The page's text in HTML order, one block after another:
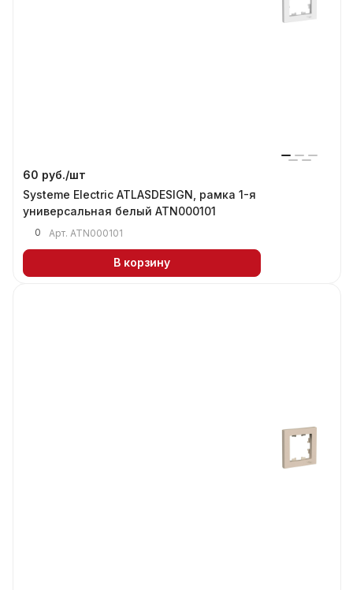
60 руб./шт
Systeme Electric ATLASDESIGN, рамка 1-я
универсальная белый ATN000101
0 Арт. ATN000101
В корзину